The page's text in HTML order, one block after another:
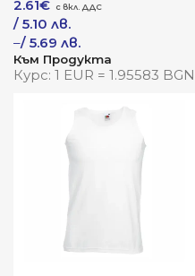
2.61€
/ 5.10 лв.
–/ 5.69 лв.
Към Продукта
Курс: 1 EUR = 1.95583 BGN